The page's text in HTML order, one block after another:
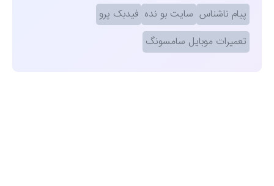
پیام ناشناس سایت بو نده فیدبک پرو
تعمیرات موبایل سامسونگ